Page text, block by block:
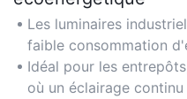
Les luminaires
faible consommation
50 % d'énergie en
traditionnels,
Idéal pour les
où un éclairage